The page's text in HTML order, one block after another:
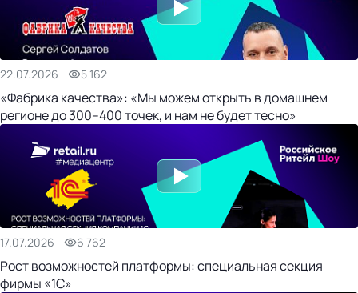
22.07.2026 5 162
«Фабрика качества»: «Мы можем открыть в домашнем
регионе до 300–400 точек, и нам не будет тесно»
17.07.2026 6 762
Рост возможностей платформы: специальная секция
фирмы «1С»